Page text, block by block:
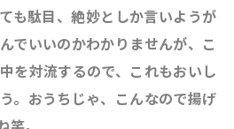
も駄目、絶妙としか言いようが
でいいのかわかりませんが、こ
を対流するので、これもおいし
。おうちじゃ、こんなので揚げ